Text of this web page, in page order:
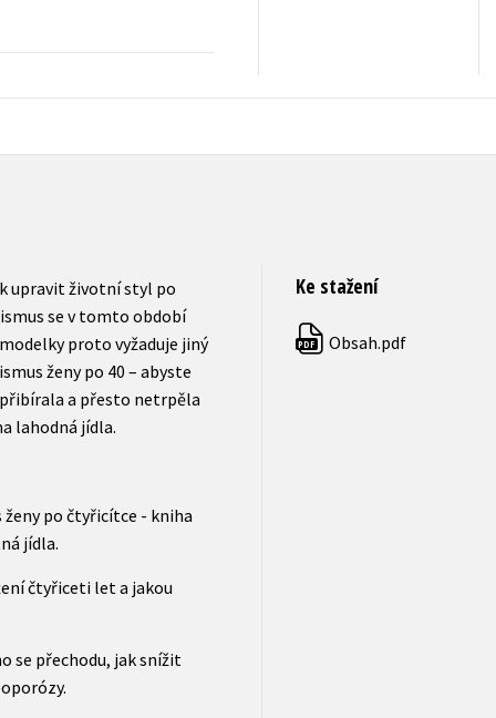
upravit životní styl po
se v tomto období
proto vyžaduje jiný
ženy po 40 – abyste
a přesto netrpěla
lahodná jídla.
po čtyřicítce - kniha
jídla.
čtyřiceti let a jakou
se přechodu, jak snížit
Ke stažení
PDF Obsah.pdf